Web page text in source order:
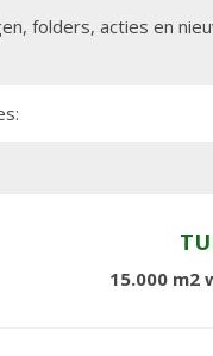
folders, acties en
15.000 m2